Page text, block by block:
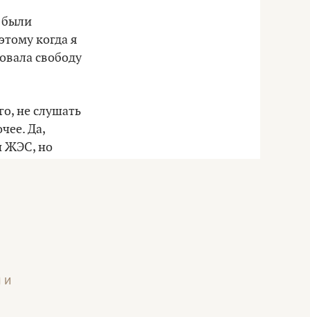
были
когда я
свободу
не слушать
Да,
ЖЭС, но